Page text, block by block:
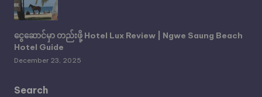
ငွေဆောင်မှာ တည်းဖို့ Hotel Lux Review | Ngwe Saung Beach
Hotel Guide
December 23, 2025
Search